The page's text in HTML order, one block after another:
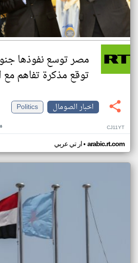
مصر توسع نفوذها
توقع مذكرة تفاهم مع
اخبار الصومال
Politics
CJ11YT
ار تي عربي• arabic.rt.com